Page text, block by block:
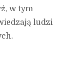
w tym
ludzi